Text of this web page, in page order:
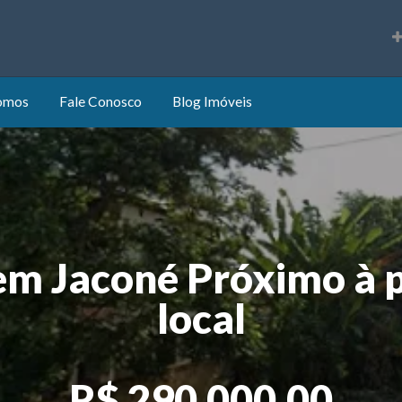
Fale Conosco Blog Imóveis
Jaconé Próximo à
local